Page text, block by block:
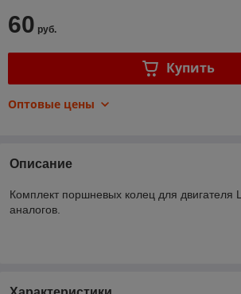
60 руб.
Купить
Оптовые цены
Описание
Комплект поршневых колец для двигателя
аналогов.